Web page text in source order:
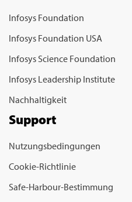
Infosys Foundation
Infosys Foundation USA
Infosys Science Foundation
Infosys Leadership Institute
Nachhaltigkeit
Support
Nutzungsbedingungen
Cookie-Richtlinie
Safe-Harbour-Bestimmung